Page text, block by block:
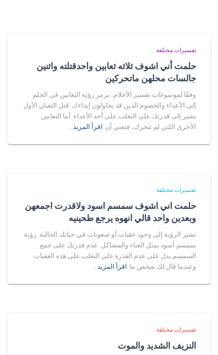
تفسيرات مختلفة
حلمت أني اشوف ثلاثه ثعابين واحدقتلته واثنين
جالسات محلهن ماتحركين
وفقًا لموسوعات تفسير الأحلام، يرمز رؤية الثعابين في الحلم
إلى الأعداء والخصوم الذين قد يحاولون إيذاءك. قتل الثعبان الأول
يشير إلى قدرتك على التغلب على أحد الأعداء. أما الثعابين
الأخرى اللتي لم تتحرك، فتعني أن اقرأ المزيد…
تفسيرات مختلفة
حلمت اني اشوف سمسم اسود ولاقدرت اجمعهن
وبعدين واحد قالي انهوه يرجع طحينيه
تشير الرؤية إلى وجود عقبات أو صعوبات في حياتك الحالية. رؤية
سمسم أسود يمثل العناء والمشاكل. عدم قدرتك على جمع
السمسم يدل على عدم القدرة على التغلب على هذه العقبات.
وعندما قال لك شخص ما اقرأ المزيد…
تفسيرات مختلفة
النزيف الشديد والموت